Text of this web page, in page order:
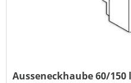
Ausseneckhaube 60/150